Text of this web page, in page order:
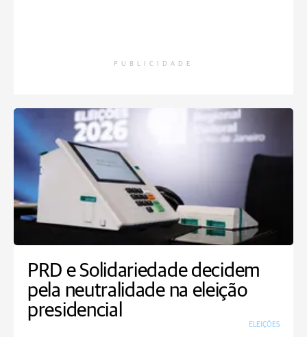
PUBLICIDADE
PRD e Solidariedade decidem
pela neutralidade na eleição
presidencial
ELEIÇÕES